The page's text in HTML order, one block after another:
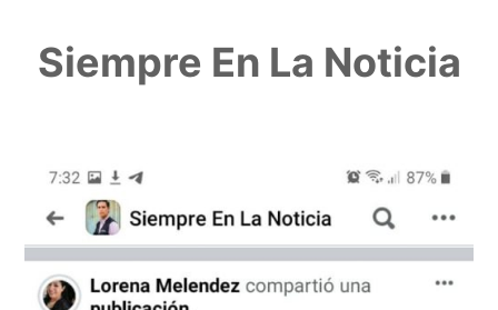
Siempre En La Noticia